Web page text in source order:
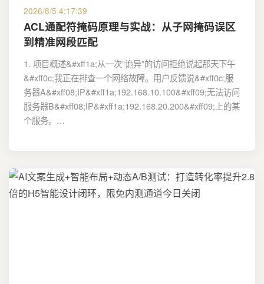
2026/8/5 4:17:39
ACL通配符掩码原理与实战：从子网掩码误区
到精准网段匹配
1. 项目概述&#xff1a;从一次“诡异”的访问拒绝说起那天下午
&#xff0c;我正在排查一个网络故障。用户反馈说&#xff0c;服
务器A&#xff08;IP&#xff1a;192.168.10.100&#xff09;无法访问
服务器B&#xff08;IP&#xff1a;192.168.20.200&#xff09;上的某
个服务。…